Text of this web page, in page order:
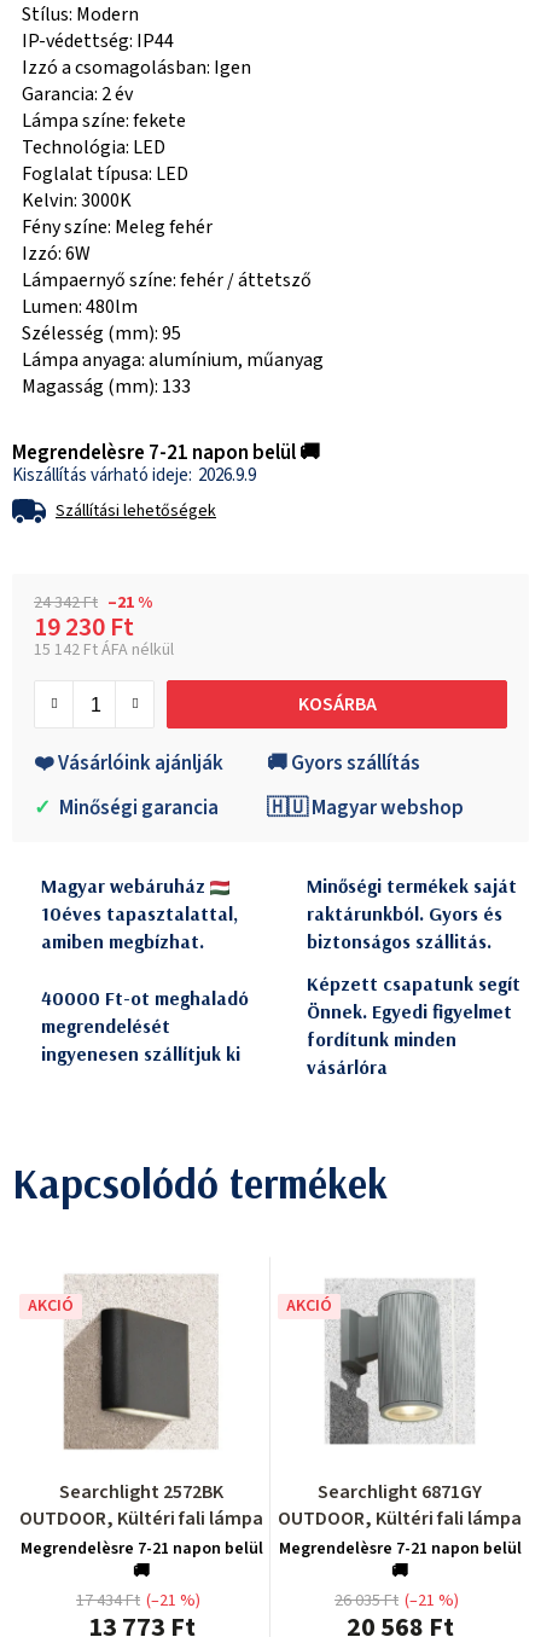
Stílus: Modern
IP-védettség: IP44
Izzó a csomagolásban: Igen
Garancia: 2 év
Lámpa színe: fekete
Technológia: LED
Foglalat típusa: LED
Kelvin: 3000K
Fény színe: Meleg fehér
Izzó: 6W
Lámpaernyő színe: fehér / áttetsző
Lumen: 480lm
Szélesség (mm): 95
Lámpa anyaga: alumínium, műanyag
Magasság (mm): 133
Megrendelèsre 7-21 napon belül 🚚
2026.9.9
Szállítási lehetőségek
24 342 Ft –21 %
19 230 Ft
15 142 Ft ÁFA nélkül
KOSÁRBA
❤️ Vásárlóink ajánlják
🚚 Gyors szállítás
✓ Minőségi garancia 🇭🇺 Magyar webshop
Magyar webáruház
10éves tapasztalattal,
amiben megbízhat.
Minőségi termékek saját
raktárunkból. Gyors és
biztonságos szállitás.
40000 Ft-ot meghaladó
megrendelését
ingyenesen szállítjuk ki
Képzett csapatunk segít
Önnek. Egyedi figyelmet
fordítunk minden
vásárlóra
Kapcsolódó termékek
AKCIÓ
Searchlight 2572BK
OUTDOOR, Kültéri fali lámpa
Megrendelèsre 7-21 napon belül
🚚
13 773 Ft
17 434 Ft (–21 %)
AKCIÓ
Searchlight 6871GY
OUTDOOR, Kültéri fali lámpa
Megrendelèsre 7-21 napon belül
🚚
20 568 Ft
26 035 Ft (–21 %)